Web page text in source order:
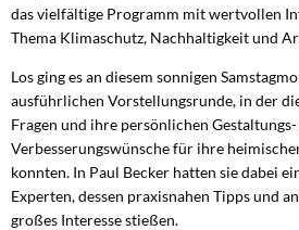
das vielfältige Programm mit wertvollen
Thema Klimaschutz, Nachhaltigkeit und
Los ging es an diesem sonnigen
ausführlichen Vorstellungsrunde, in der
Fragen und ihre persönlichen
Verbesserungswünsche für ihre
konnten. In Paul Becker hatten sie dabei
Experten, dessen praxisnahen Tipps und
großes Interesse stießen.